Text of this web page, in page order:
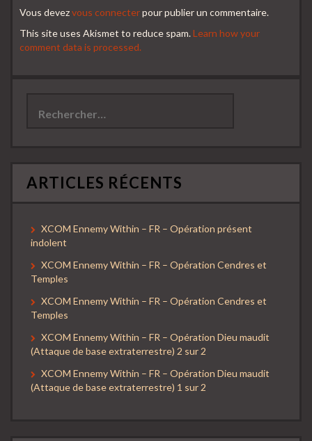
Vous devezvous connecterpour publier un commentaire.
This site uses Akismet to reduce spam.Learn how your
comment data is processed.
ARTICLES RÉCENTS
XCOM Ennemy Within – FR – Opération présent
indolent
XCOM Ennemy Within – FR – Opération Cendres et
Temples
XCOM Ennemy Within – FR – Opération Cendres et
Temples
XCOM Ennemy Within – FR – Opération Dieu maudit
(Attaque de base extraterrestre) 2 sur 2
XCOM Ennemy Within – FR – Opération Dieu maudit
(Attaque de base extraterrestre) 1 sur 2